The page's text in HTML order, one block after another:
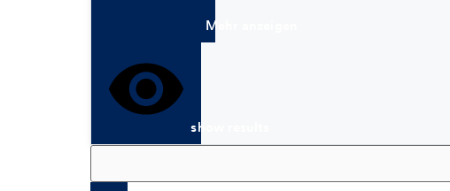
Mehr anzeigen
show results